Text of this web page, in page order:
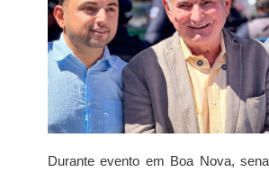
Durante evento em Boa Nova,